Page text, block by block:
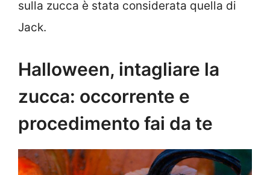
sulla zucca è stata considerata quella di
Jack.
Halloween, intagliare la
zucca: occorrente e
procedimento fai da te